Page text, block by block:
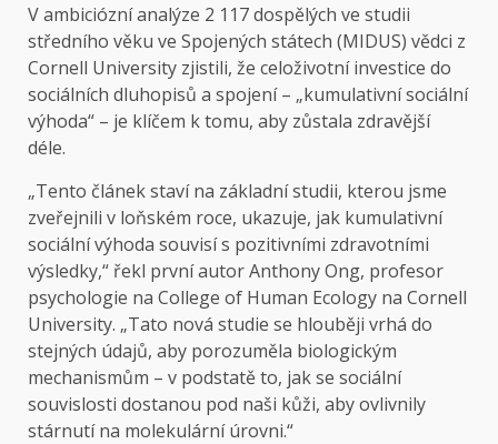
V ambiciózní analýze 2 117 dospělých ve studii
středního věku ve Spojených státech (MIDUS) vědci z
Cornell University zjistili, že celoživotní investice do
sociálních dluhopisů a spojení – „kumulativní sociální
výhoda“ – je klíčem k tomu, aby zůstala zdravější
déle.
„Tento článek staví na základní studii, kterou jsme
zveřejnili v loňském roce, ukazuje, jak kumulativní
sociální výhoda souvisí s pozitivními zdravotními
výsledky,“ řekl první autor Anthony Ong, profesor
psychologie na College of Human Ecology na Cornell
University. „Tato nová studie se hlouběji vrhá do
stejných údajů, aby porozuměla biologickým
mechanismům – v podstatě to, jak se sociální
souvislosti dostanou pod naši kůži, aby ovlivnily
stárnutí na molekulární úrovni.“